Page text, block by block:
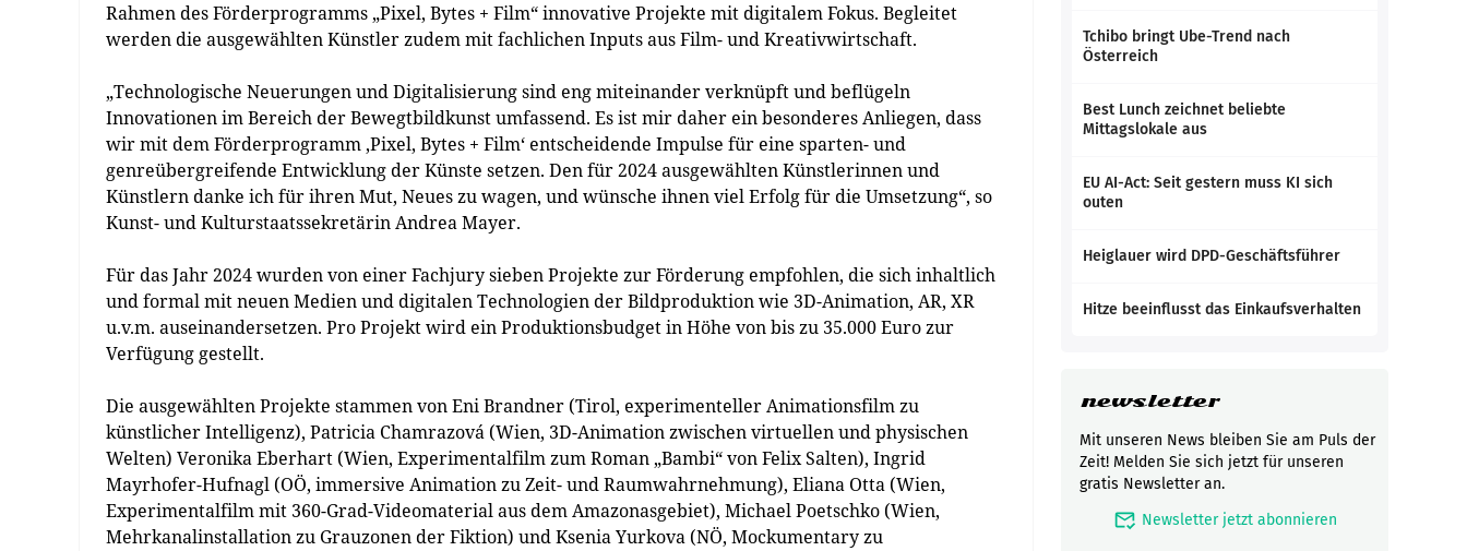
Rahmen des Förderprogramms „Pixel, Bytes + Film“ innovative Projekte mit digitalem Fokus. Begleitet
werden die ausgewählten Künstler zudem mit fachlichen Inputs aus Film- und Kreativwirtschaft.
„Technologische Neuerungen und Digitalisierung sind eng miteinander verknüpft und beflügeln
Innovationen im Bereich der Bewegtbildkunst umfassend. Es ist mir daher ein besonderes Anliegen, dass
wir mit dem Förderprogramm ‚Pixel, Bytes + Film‘ entscheidende Impulse für eine sparten- und
genreübergreifende Entwicklung der Künste setzen. Den für 2024 ausgewählten Künstlerinnen und
Künstlern danke ich für ihren Mut, Neues zu wagen, und wünsche ihnen viel Erfolg für die Umsetzung“, so
Kunst- und Kulturstaatssekretärin Andrea Mayer.
Für das Jahr 2024 wurden von einer Fachjury sieben Projekte zur Förderung empfohlen, die sich inhaltlich
und formal mit neuen Medien und digitalen Technologien der Bildproduktion wie 3D-Animation, AR, XR
u.v.m. auseinandersetzen. Pro Projekt wird ein Produktionsbudget in Höhe von bis zu 35.000 Euro zur
Verfügung gestellt.
Die ausgewählten Projekte stammen von Eni Brandner (Tirol, experimenteller Animationsfilm zu
künstlicher Intelligenz), Patricia Chamrazová (Wien, 3D-Animation zwischen virtuellen und physischen
Welten) Veronika Eberhart (Wien, Experimentalfilm zum Roman „Bambi“ von Felix Salten), Ingrid
Mayrhofer-Hufnagl (OÖ, immersive Animation zu Zeit- und Raumwahrnehmung), Eliana Otta (Wien,
Experimentalfilm mit 360-Grad-Videomaterial aus dem Amazonasgebiet), Michael Poetschko (Wien,
Mehrkanalinstallation zu Grauzonen der Fiktion) und Ksenia Yurkova (NÖ, Mockumentary zu
Tchibo bringt Ube-Trend nach
Österreich
Best Lunch zeichnet beliebte
Mittagslokale aus
EU AI-Act: Seit gestern muss KI sich
outen
Heiglauer wird DPD-Geschäftsführer
Hitze beeinflusst das Einkaufsverhalten
newsletter
Mit unseren News bleiben Sie am Puls der
Zeit! Melden Sie sich jetzt für unseren
gratis Newsletter an.
mark_email_read Newsletter jetzt abonnieren